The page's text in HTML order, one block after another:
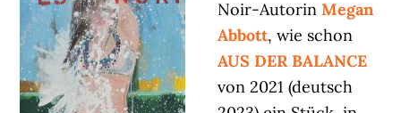
Noir-AutorinMegan
Abbott, wie schon
AUS DER BALANCE
von 2021 (deutsch